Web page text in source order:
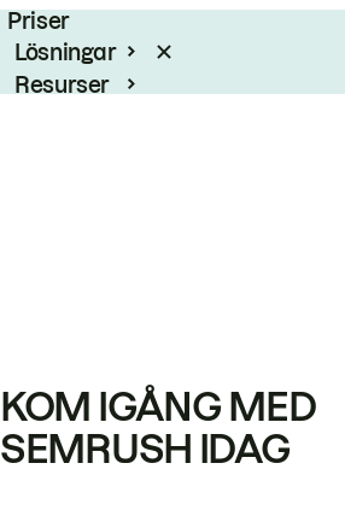
Priser
Lösningar
Resurser
KOM IGÅNG MED
SEMRUSH IDAG